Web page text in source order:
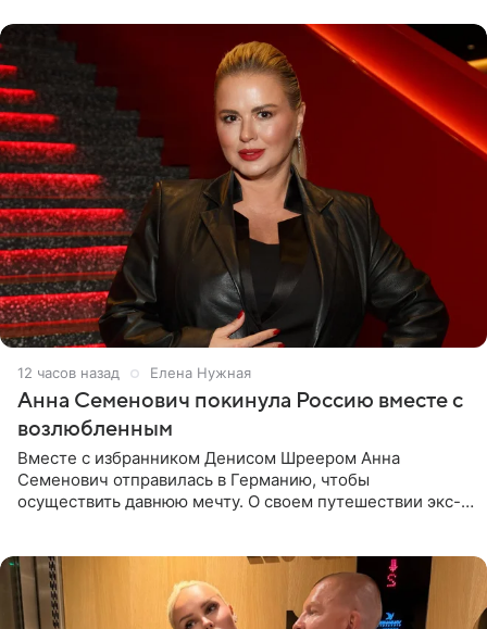
12 часов назад Елена Нужная
Анна Семенович покинула Россию вместе с
возлюбленным
Вместе с избранником Денисом Шреером Анна
Семенович отправилась в Германию, чтобы
осуществить давнюю мечту. О своем путешествии экс-